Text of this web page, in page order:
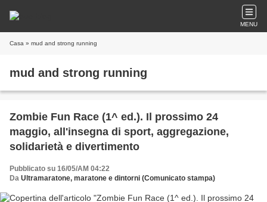
MENU
Casa » mud and strong running
mud and strong running
Zombie Fun Race (1^ ed.). Il prossimo 24
maggio, all'insegna di sport, aggregazione,
solidarietà e divertimento
Pubblicato su 16/05/AM 04:22
Da Ultramaratone, maratone e dintorni (Comunicato stampa)